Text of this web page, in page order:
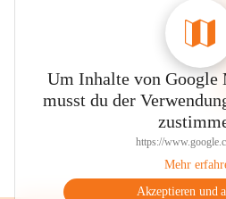
Um Inhalte von Google
musst du der
https://
Mehr
Akzeptieren und